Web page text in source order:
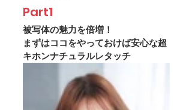
Part1
被写体の魅力を倍増！
まずはココをやっておけば安心な超
キホンナチュラルレタッチ